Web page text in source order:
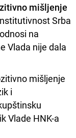
mišljenje
Srba
na
Vlada nije dala
mišljenje
i
Vlade HNK-a